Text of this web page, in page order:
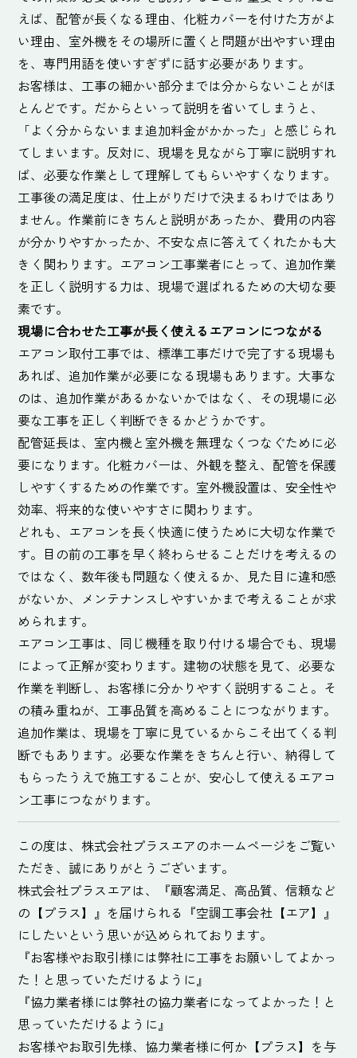
えば、配管が長くなる理由、化粧カバーを付けた方がよ
い理由、室外機をその場所に置くと問題が出やすい理由
を、専門用語を使いすぎずに話す必要があります。
お客様は、工事の細かい部分までは分からないことがほ
とんどです。だからといって説明を省いてしまうと、
「よく分からないまま追加料金がかかった」と感じられ
てしまいます。反対に、現場を見ながら丁寧に説明すれ
ば、必要な作業として理解してもらいやすくなります。
工事後の満足度は、仕上がりだけで決まるわけではあり
ません。作業前にきちんと説明があったか、費用の内容
が分かりやすかったか、不安な点に答えてくれたかも大
きく関わります。エアコン工事業者にとって、追加作業
を正しく説明する力は、現場で選ばれるための大切な要
素です。
現場に合わせた工事が長く使えるエアコンにつながる
エアコン取付工事では、標準工事だけで完了する現場も
あれば、追加作業が必要になる現場もあります。大事な
のは、追加作業があるかないかではなく、その現場に必
要な工事を正しく判断できるかどうかです。
配管延長は、室内機と室外機を無理なくつなぐために必
要になります。化粧カバーは、外観を整え、配管を保護
しやすくするための作業です。室外機設置は、安全性や
効率、将来的な使いやすさに関わります。
どれも、エアコンを長く快適に使うために大切な作業で
す。目の前の工事を早く終わらせることだけを考えるの
ではなく、数年後も問題なく使えるか、見た目に違和感
がないか、メンテナンスしやすいかまで考えることが求
められます。
エアコン工事は、同じ機種を取り付ける場合でも、現場
によって正解が変わります。建物の状態を見て、必要な
作業を判断し、お客様に分かりやすく説明すること。そ
の積み重ねが、工事品質を高めることにつながります。
追加作業は、現場を丁寧に見ているからこそ出てくる判
断でもあります。必要な作業をきちんと行い、納得して
もらったうえで施工することが、安心して使えるエアコ
ン工事につながります。
この度は、株式会社プラスエアのホームページをご覧い
ただき、誠にありがとうございます。
株式会社プラスエアは、『顧客満足、高品質、信頼など
の【プラス】』を届けられる『空調工事会社【エア】』
にしたいという思いが込められております。
『お客様やお取引様には弊社に工事をお願いしてよかっ
た！と思っていただけるように』
『協力業者様には弊社の協力業者になってよかった！と
思っていただけるように』
お客様やお取引先様、協力業者様に何か【プラス】を与